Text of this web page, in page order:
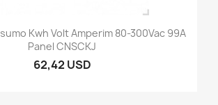
Kwh Volt Amperim 80-300Vac 99A
Panel CNSCKJ
62,42 USD